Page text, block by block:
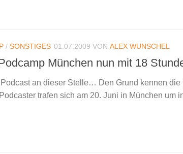
/ SONSTIGES 01.07.2009 VON ALEX WUNSCHEL
München nun mit 18
an dieser Stelle… Den Grund kennen
trafen sich am 20. Juni in München um